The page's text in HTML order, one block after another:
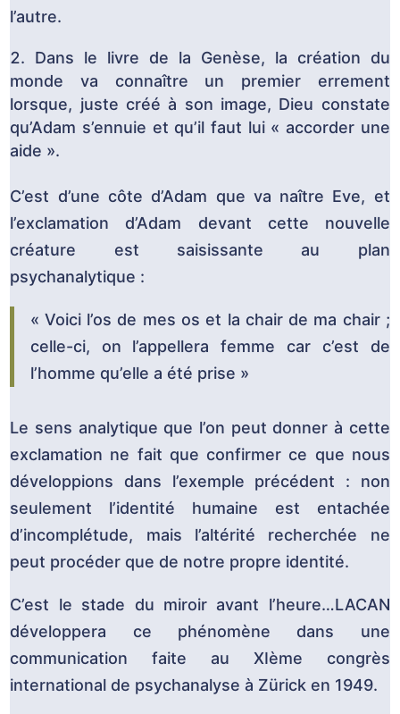
l’autre.
Dans le livre de la Genèse, la création du
monde va connaître un premier errement
lorsque, juste créé à son image, Dieu constate
qu’Adam s’ennuie et qu’il faut lui « accorder une
aide ».
C’est d’une côte d’Adam que va naître Eve, et
l’exclamation d’Adam devant cette nouvelle
créature est saisissante au plan
psychanalytique :
« Voici l’os de mes os et la chair de ma chair ;
celle-ci, on l’appellera femme car c’est de
l’homme qu’elle a été prise »
Le sens analytique que l’on peut donner à cette
exclamation ne fait que confirmer ce que nous
développions dans l’exemple précédent : non
seulement l’identité humaine est entachée
d’incomplétude, mais l’altérité recherchée ne
peut procéder que de notre propre identité.
C’est le stade du miroir avant l’heure…LACAN
développera ce phénomène dans une
communication faite au XIème congrès
international de psychanalyse à Zürick en 1949.